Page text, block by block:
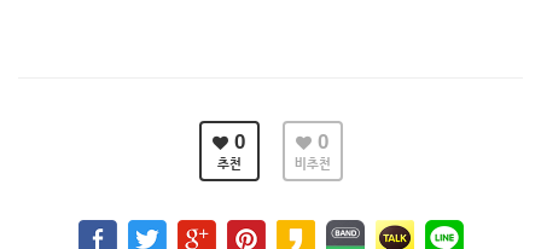
0
추천
0
비추천